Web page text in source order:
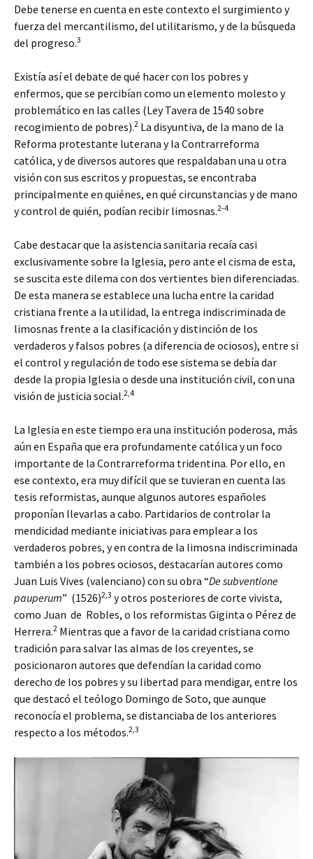
Debe tenerse en cuenta en este contexto el surgimiento y
fuerza del mercantilismo, del utilitarismo, y de la búsqueda
del progreso.3
Existía así el debate de qué hacer con los pobres y
enfermos, que se percibían como un elemento molesto y
problemático en las calles (Ley Tavera de 1540 sobre
recogimiento de pobres).2 La disyuntiva, de la mano de la
Reforma protestante luterana y la Contrarreforma
católica, y de diversos autores que respaldaban una u otra
visión con sus escritos y propuestas, se encontraba
principalmente en quiénes, en qué circunstancias y de mano
y control de quién, podían recibir limosnas.2-4
Cabe destacar que la asistencia sanitaria recaía casi
exclusivamente sobre la Iglesia, pero ante el cisma de esta,
se suscita este dilema con dos vertientes bien diferenciadas.
De esta manera se establece una lucha entre la caridad
cristiana frente a la utilidad, la entrega indiscriminada de
limosnas frente a la clasificación y distinción de los
verdaderos y falsos pobres (a diferencia de ociosos), entre si
el control y regulación de todo ese sistema se debía dar
desde la propia Iglesia o desde una institución civil, con una
visión de justicia social.2,4
La Iglesia en este tiempo era una institución poderosa, más
aún en España que era profundamente católica y un foco
importante de la Contrarreforma tridentina. Por ello, en
ese contexto, era muy difícil que se tuvieran en cuenta las
tesis reformistas, aunque algunos autores españoles
proponían llevarlas a cabo. Partidarios de controlar la
mendicidad mediante iniciativas para emplear a los
verdaderos pobres, y en contra de la limosna indiscriminada
también a los pobres ociosos, destacarían autores como
Juan Luis Vives (valenciano) con su obra “De subventione
pauperum” (1526)2,3 y otros posteriores de corte vivista,
como Juan de Robles, o los reformistas Giginta o Pérez de
Herrera.2 Mientras que a favor de la caridad cristiana como
tradición para salvar las almas de los creyentes, se
posicionaron autores que defendían la caridad como
derecho de los pobres y su libertad para mendigar, entre los
que destacó el teólogo Domingo de Soto, que aunque
reconocía el problema, se distanciaba de los anteriores
respecto a los métodos.2,3